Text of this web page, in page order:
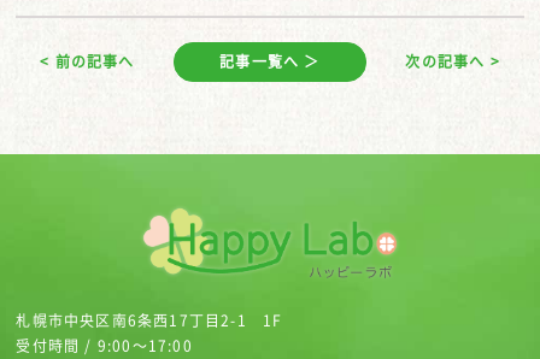
< 前の記事へ 記事一覧へ ＞ 次の記事へ >
札幌市中央区南6条西17丁目2-1 1F
受付時間 / 9:00～17:00